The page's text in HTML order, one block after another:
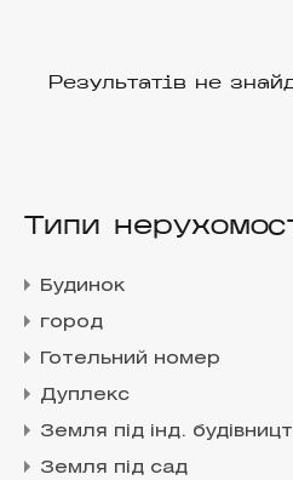
Результатів не
Типи
Будинок
город
Готельний номер
Дуплекс
Земля під інд.
Земля під сад